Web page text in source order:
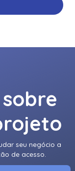
seu negócio a
de acesso.